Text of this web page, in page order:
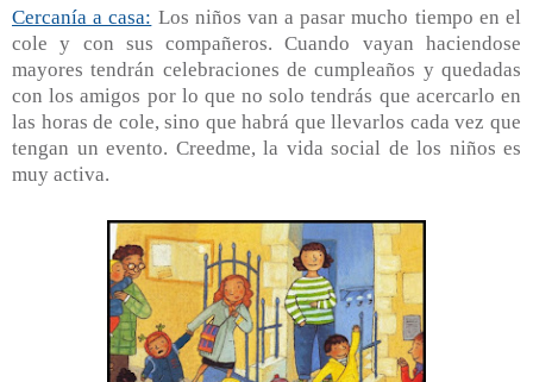
Cercanía a casa: Los niños van a pasar mucho tiempo en el
cole y con sus compañeros. Cuando vayan haciendose
mayores tendrán celebraciones de cumpleaños y quedadas
con los amigos por lo que no solo tendrás que acercarlo en
las horas de cole, sino que habrá que llevarlos cada vez que
tengan un evento. Creedme, la vida social de los niños es
muy activa.